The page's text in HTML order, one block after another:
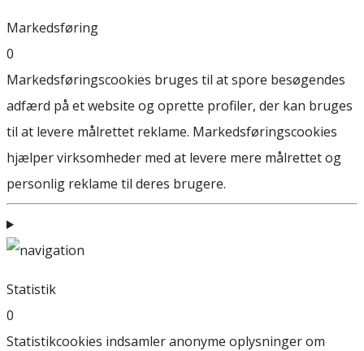
Markedsføring
0
Markedsføringscookies bruges til at spore besøgendes
adfærd på et website og oprette profiler, der kan bruges
til at levere målrettet reklame. Markedsføringscookies
hjælper virksomheder med at levere mere målrettet og
personlig reklame til deres brugere.
Statistik
0
Statistikcookies indsamler anonyme oplysninger om